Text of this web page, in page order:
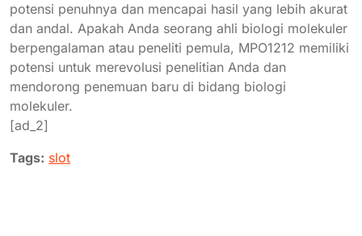
potensi penuhnya dan mencapai hasil yang lebih akurat
dan andal. Apakah Anda seorang ahli biologi molekuler
berpengalaman atau peneliti pemula, MPO1212 memiliki
potensi untuk merevolusi penelitian Anda dan
mendorong penemuan baru di bidang biologi
molekuler.
[ad_2]
Tags: slot